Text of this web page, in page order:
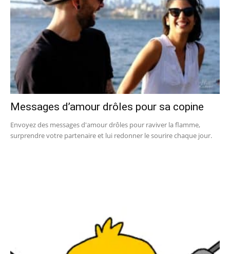
Messages d’amour drôles pour sa copine
Envoyez des messages d'amour drôles pour raviver la flamme,
surprendre votre partenaire et lui redonner le sourire chaque jour.